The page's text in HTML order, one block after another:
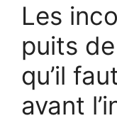
Les
puits
qu’il
avant